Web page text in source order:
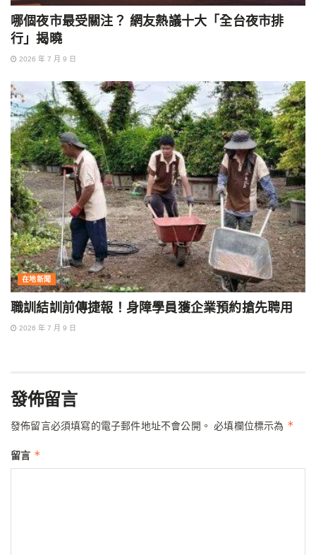
哪個夜市最受關注？ 網友熱議十大「全台夜市排
行」揭曉
2026 年 7 月 9 日
在地新聞
職訓結訓前傳捷報！身障學員獲企業預約搶先聘用
2026 年 7 月 9 日
發佈留言
發佈留言必須填寫的電子郵件地址不會公開。 必填欄位標示為 *
留言 *